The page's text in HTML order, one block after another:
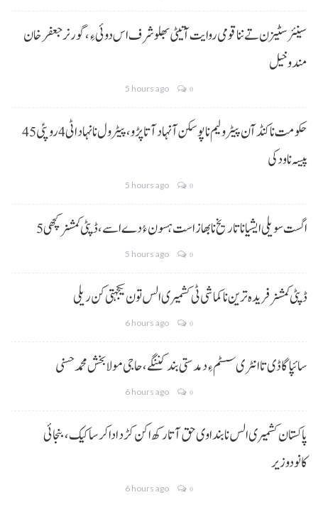
سینئر سٹیزن تے ننا قومی روایت آتیٹی بھلو شرف اس دوئی ءِ،گورنر جعفرخان
مندوخیل
5 hours ago 0
حکومت نا کنڈ آن پیٹرولیم نا پوسکن آ نہاد آتا پڑو،پیٹرول نا نہاد اٹی 4 روپئی 45
پیسہ نا ودکی
5 hours ago 0
5 اگست سویلی ایشیا نا تاریخ نا بھاز است ہسون ءُ دے اسے،ڈپٹی کمشنر کچھی
5 hours ago 0
ڈپٹی کمشنر فریدہ ترین نا کماشی ٹی کشمیری الس تون یکجہتی کن ریلی
6 hours ago 0
سائپا گاڈی تا انٹری سسٹم ءِ دمدستی بند کننگے، حاجی مولا بخش محمد حسنی
6 hours ago 0
پاکستان کشمیری الس نا بنداوی حق آتا رکھ اکن کڑد ادا کرسا کیک ،بنجائی
کانودوزیر
6 hours ago 0